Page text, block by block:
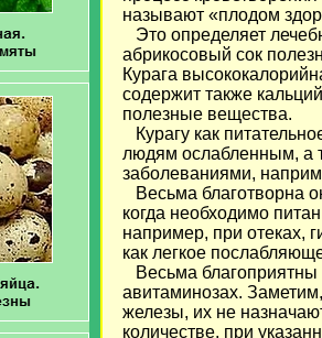
называют «плодом
Это определяет
абрикосовый сок
Курага
содержит также
полезные вещества.
Курагу как
людям ослабленным, а
заболеваниями,
Весьма благотворна
когда необходимо
например, при отеках,
как легкое
Весьма благоприятны
авитаминозах.
железы, их не
количестве, при